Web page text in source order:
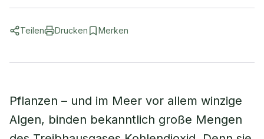
Teilen Drucken Merken
Pflanzen – und im Meer vor allem winzige
Algen, binden bekanntlich große Mengen